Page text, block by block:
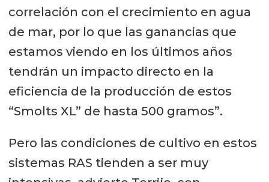
correlación con el crecimiento en agua
de mar, por lo que las ganancias que
estamos viendo en los últimos años
tendrán un impacto directo en la
eficiencia de la producción de estos
“Smolts XL” de hasta 500 gramos”.
Pero las condiciones de cultivo en estos
sistemas RAS tienden a ser muy